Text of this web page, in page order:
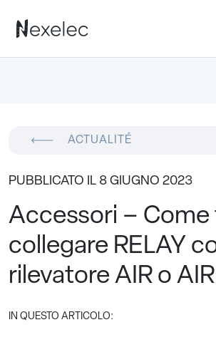
ACTUALITÉ
PUBBLICATO IL 8 GIUGNO 2023
Accessori – Come
collegare RELAY
rilevatore AIR o
IN QUESTO ARTICOLO: